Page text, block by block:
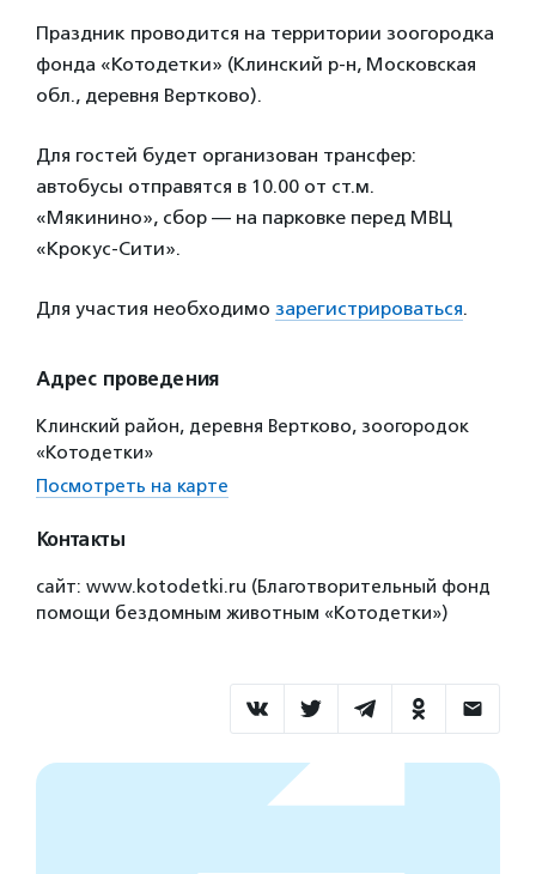
Праздник проводится на территории зоогородка
фонда «Котодетки» (Клинский р-н, Московская
обл., деревня Вертково).
Для гостей будет организован трансфер:
автобусы отправятся в 10.00 от ст.м.
«Мякинино», сбор — на парковке перед МВЦ
«Крокус-Сити».
Для участия необходимо зарегистрироваться.
Адрес проведения
Клинский район, деревня Вертково, зоогородок
«Котодетки»
Посмотреть на карте
Контакты
сайт: www.kotodetki.ru (Благотворительный фонд
помощи бездомным животным «Котодетки»)